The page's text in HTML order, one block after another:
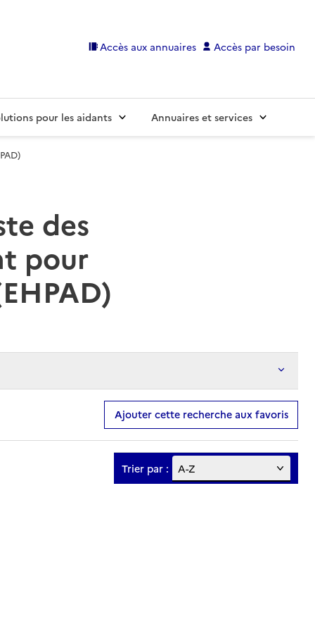
Accès aux annuaires Accès par besoin
pour les aidants Annuaires et services
des
pour
Ajouter cette recherche aux favoris
Trier par :